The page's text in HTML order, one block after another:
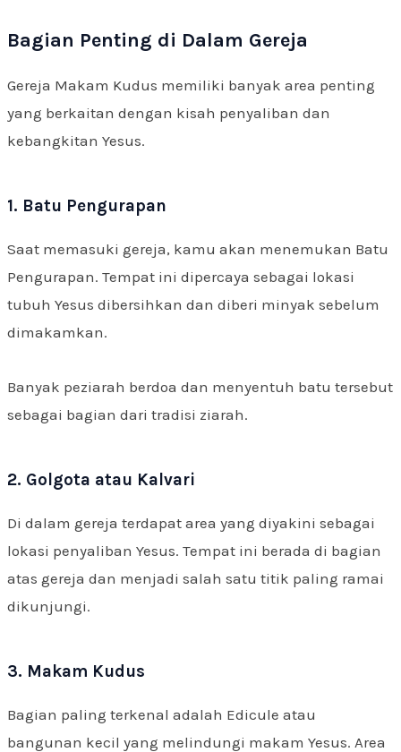
Bagian Penting di Dalam Gereja
Gereja Makam Kudus memiliki banyak area penting
yang berkaitan dengan kisah penyaliban dan
kebangkitan Yesus.
1. Batu Pengurapan
Saat memasuki gereja, kamu akan menemukan Batu
Pengurapan. Tempat ini dipercaya sebagai lokasi
tubuh Yesus dibersihkan dan diberi minyak sebelum
dimakamkan.
Banyak peziarah berdoa dan menyentuh batu tersebut
sebagai bagian dari tradisi ziarah.
2. Golgota atau Kalvari
Di dalam gereja terdapat area yang diyakini sebagai
lokasi penyaliban Yesus. Tempat ini berada di bagian
atas gereja dan menjadi salah satu titik paling ramai
dikunjungi.
3. Makam Kudus
Bagian paling terkenal adalah Edicule atau
bangunan kecil yang melindungi makam Yesus. Area